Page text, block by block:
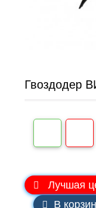
Гвоздодер
Лучшая
В